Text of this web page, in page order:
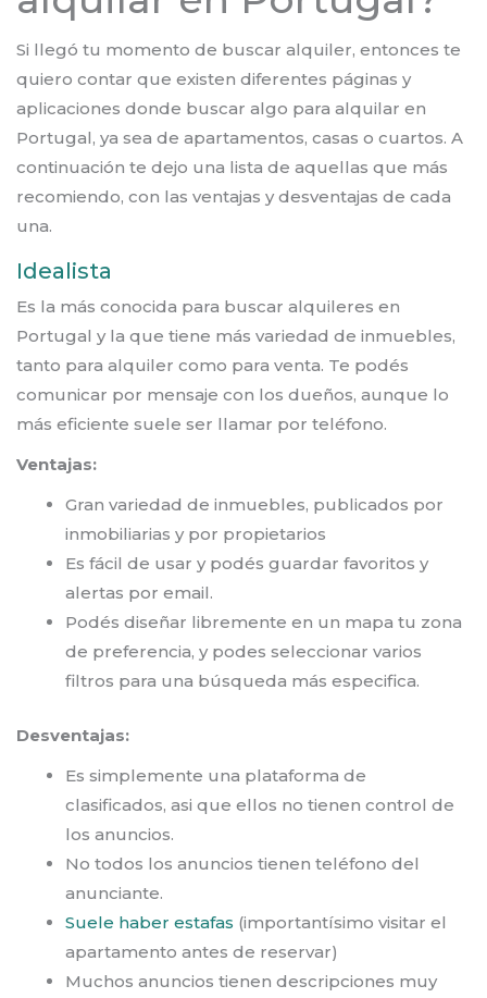
Si llegó tu momento de buscar alquiler, entonces te
quiero contar que existen diferentes páginas y
aplicaciones donde buscar algo para alquilar en
Portugal, ya sea de apartamentos, casas o cuartos. A
continuación te dejo una lista de aquellas que más
recomiendo, con las ventajas y desventajas de cada
una.
Idealista
Es la más conocida para buscar alquileres en
Portugal y la que tiene más variedad de inmuebles,
tanto para alquiler como para venta. Te podés
comunicar por mensaje con los dueños, aunque lo
más eficiente suele ser llamar por teléfono.
Ventajas:
Gran variedad de inmuebles, publicados por
inmobiliarias y por propietarios
Es fácil de usar y podés guardar favoritos y
alertas por email.
Podés diseñar libremente en un mapa tu zona
de preferencia, y podes seleccionar varios
filtros para una búsqueda más especifica.
Desventajas:
Es simplemente una plataforma de
clasificados, asi que ellos no tienen control de
los anuncios.
No todos los anuncios tienen teléfono del
anunciante.
Suele haber estafas (importantísimo visitar el
apartamento antes de reservar)
Muchos anuncios tienen descripciones muy